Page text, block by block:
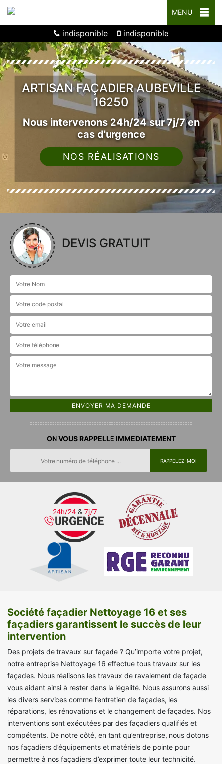
MENU
indisponible indisponible
ARTISAN FAÇADIER AUBEVILLE
16250
Nous intervenons 24h/24 sur 7j/7 en
cas d'urgence
NOS RÉALISATIONS
DEVIS GRATUIT
ON VOUS RAPPELLE IMMEDIATEMENT
Société façadier Nettoyage 16 et ses
façadiers garantissent le succès de leur
intervention
Des projets de travaux sur façade ? Qu’importe votre projet,
notre entreprise Nettoyage 16 effectue tous travaux sur les
façades. Nous réalisons les travaux de ravalement de façade
vous aidant ainsi à rester dans la légalité. Nous assurons aussi
les divers services comme l’entretien de façades, les
réparations, les rénovations et le changement de façades. Nos
interventions sont exécutées par des façadiers qualifiés et
compétents. De notre côté, en tant qu’entreprise, nous dotons
nos façadiers d’équipements et matériels de pointe pour
permettre à nos façadiers d’exprimer toute leur technicité.